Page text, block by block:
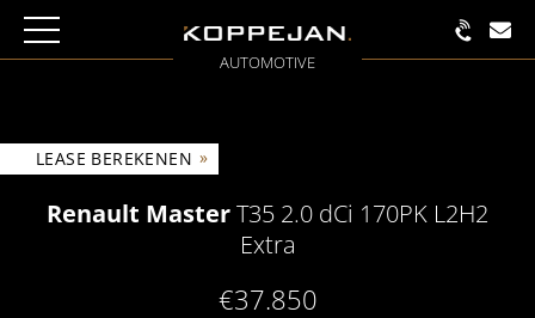
AUTOMOTIVE
LEASE BEREKENEN »
Renault MasterT35 2.0 dCi 170PK L2H2
Extra
€37.850